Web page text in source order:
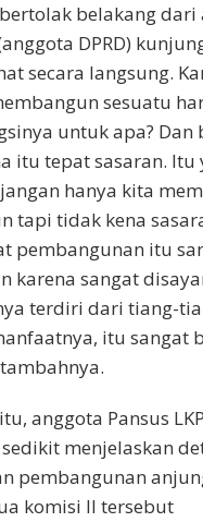
belakang dari
DPRD)
secara langsung.
sesuatu
untuk apa? Dan
itu tepat sasaran. Itu
hanya kita
tapi tidak kena
pembangunan itu
karena sangat
terdiri dari tiang-
itu sangat
anggota Pansus
menjelaskan
pembangunan
komisi II tersebut